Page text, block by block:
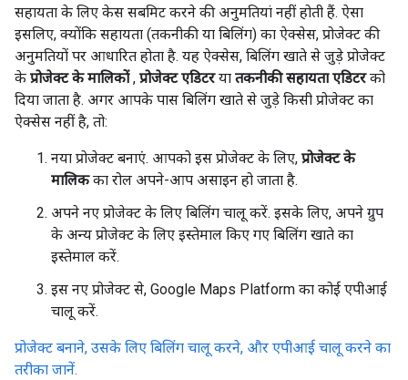
सहायता के लिए केस सबमिट करने की अनुमतियां नहीं होती हैं. ऐसा
इसलिए, क्योंकि सहायता (तकनीकी या बिलिंग) का ऐक्सेस, प्रोजेक्ट की
अनुमतियों पर आधारित होता है. यह ऐक्सेस, बिलिंग खाते से जुड़े प्रोजेक्ट
के प्रोजेक्ट के मालिकों, प्रोजेक्ट एडिटरया तकनीकी सहायता एडिटरको
दिया जाता है. अगर आपके पास बिलिंग खाते से जुड़े किसी प्रोजेक्ट का
ऐक्सेस नहीं है, तो:
नया प्रोजेक्ट बनाएं. आपको इस प्रोजेक्ट के लिए, प्रोजेक्ट के
मालिकका रोल अपने-आप असाइन हो जाता है.
अपने नए प्रोजेक्ट के लिए बिलिंग चालू करें. इसके लिए, अपने ग्रुप
के अन्य प्रोजेक्ट के लिए इस्तेमाल किए गए बिलिंग खाते का
इस्तेमाल करें.
इस नए प्रोजेक्ट से, Google Maps Platform का कोई एपीआई
चालू करें.
प्रोजेक्ट बनाने, उसके लिए बिलिंग चालू करने, और एपीआई चालू करने का
तरीका जानें.